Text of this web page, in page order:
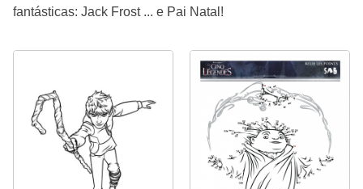
fantásticas: Jack Frost ... e Pai Natal!